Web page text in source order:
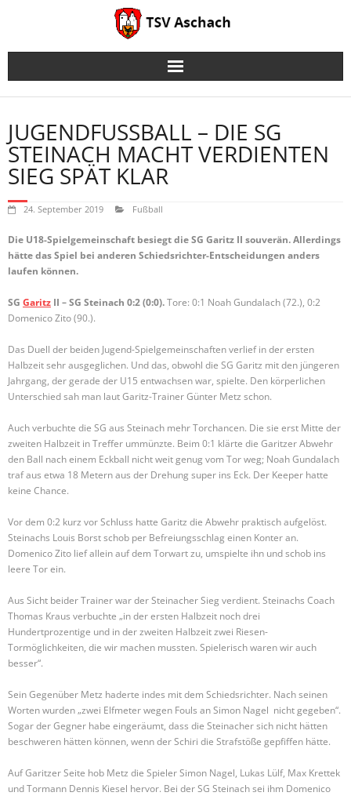
JUGENDFUSSBALL – DIE SG
STEINACH MACHT VERDIENTEN
SIEG SPÄT KLAR
24. September 2019 Fußball
Die U18-Spielgemeinschaft besiegt die SG Garitz II souverän. Allerdings
hätte das Spiel bei anderen Schiedsrichter-Entscheidungen anders
laufen können.
SG Garitz II – SG Steinach 0:2 (0:0).Tore: 0:1 Noah Gundalach (72.), 0:2
Domenico Zito (90.).
Das Duell der beiden Jugend-Spielgemeinschaften verlief in der ersten
Halbzeit sehr ausgeglichen. Und das, obwohl die SG Garitz mit den jüngeren
Jahrgang, der gerade der U15 entwachsen war, spielte. Den körperlichen
Unterschied sah man laut Garitz-Trainer Günter Metz schon.
Auch verbuchte die SG aus Steinach mehr Torchancen. Die sie erst Mitte der
zweiten Halbzeit in Treffer ummünzte. Beim 0:1 klärte die Garitzer Abwehr
den Ball nach einem Eckball nicht weit genug vom Tor weg; Noah Gundalach
traf aus etwa 18 Metern aus der Drehung super ins Eck. Der Keeper hatte
keine Chance.
Vor dem 0:2 kurz vor Schluss hatte Garitz die Abwehr praktisch aufgelöst.
Steinachs Louis Borst schob per Befreiungsschlag einen Konter an.
Domenico Zito lief allein auf dem Torwart zu, umspielte ihn und schob ins
leere Tor ein.
Aus Sicht beider Trainer war der Steinacher Sieg verdient. Steinachs Coach
Thomas Kraus verbuchte „in der ersten Halbzeit noch drei
Hundertprozentige und in der zweiten Halbzeit zwei Riesen-
Tormöglichkeiten, die wir machen mussten. Spielerisch waren wir auch
besser“.
Sein Gegenüber Metz haderte indes mit dem Schiedsrichter. Nach seinen
Worten wurden „zwei Elfmeter wegen Fouls an Simon Nagel nicht gegeben“.
Sogar der Gegner habe eingeräumt, dass die Steinacher sich nicht hätten
beschweren hätten können, wenn der Schiri die Strafstöße gepfiffen hätte.
Auf Garitzer Seite hob Metz die Spieler Simon Nagel, Lukas Lülf, Max Krettek
und Tormann Dennis Kiesel hervor. Bei der SG Steinach sei ihm Domenico